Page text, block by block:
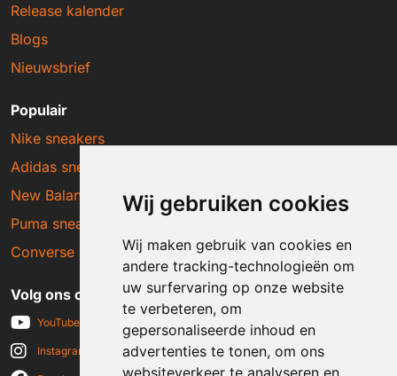
Wij gebruiken cookies
Wij maken gebruik van cookies en
andere tracking-technologieën om
uw surfervaring op onze website
te verbeteren, om
gepersonaliseerde inhoud en
advertenties te tonen, om ons
websiteverkeer te analyseren en
Release kalender
Blogs
Nieuwsbrief
Populair
Nike sneakers
Adidas sneakers
New Balance sneakers
Puma sneakers
Converse sneakers
Volg ons op social media
YouTube
Instagram